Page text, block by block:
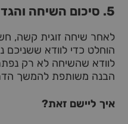
5. סיכום השיחה והגדרת צעדים להמשך
לאחר שיחה זוגית קשה,
הוחלט כדי לוודא ששניכם
לוודא שהשיחה לא רק
הבנה משותפת להמשך
איך ליישם זאת?